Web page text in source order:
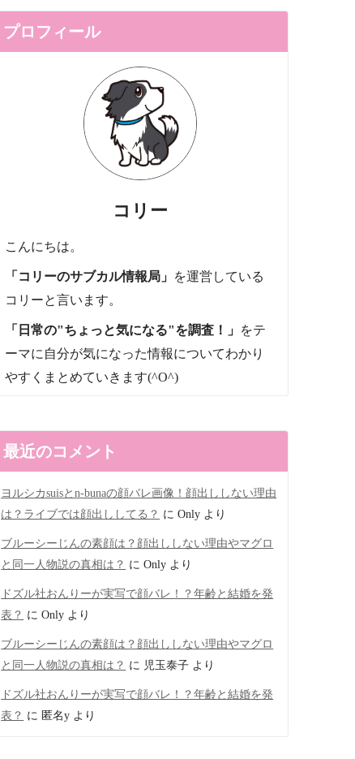
プロフィール
コリー
こんにちは。
「コリーのサブカル情報局」 を運営している
コリーと言います。
「日常の"ちょっと気になる"を調査！」 をテ
ーマに自分が気になった情報についてわかり
やすくまとめていきます(^O^)
最近のコメント
ヨルシカsuisとn-bunaの顔バレ画像！顔出ししない理由
は？ライブでは顔出ししてる？ にOnly より
ブルーシーじんの素顔は？顔出ししない理由やマグロ
と同一人物説の真相は？ にOnly より
ドズル社おんりーが実写で顔バレ！？年齢と結婚を発
表？ にOnly より
ブルーシーじんの素顔は？顔出ししない理由やマグロ
と同一人物説の真相は？ に 児玉泰子 より
ドズル社おんりーが実写で顔バレ！？年齢と結婚を発
表？ に 匿名y より